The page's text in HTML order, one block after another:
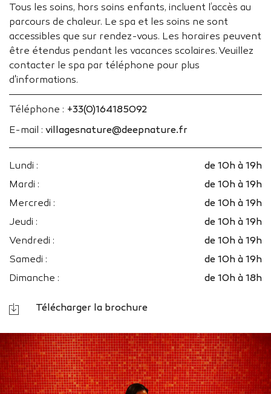
Tous les soins, hors soins enfants, incluent l’accès au
parcours de chaleur. Le spa et les soins ne sont
accessibles que sur rendez-vous. Les horaires peuvent
être étendus pendant les vacances scolaires. Veuillez
contacter le spa par téléphone pour plus
d'informations.
Téléphone : +33(0)164185092
E-mail : villagesnature@deepnature.fr
Lundi :
de 10h à 19h
Mardi :
de 10h à 19h
Mercredi :
de 10h à 19h
Jeudi :
de 10h à 19h
Vendredi :
de 10h à 19h
Samedi :
de 10h à 19h
Dimanche :
de 10h à 18h
Télécharger la brochure